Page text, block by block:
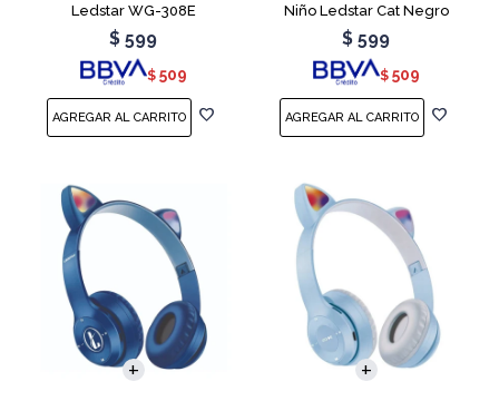
Ledstar WG-308E
$ 599
$ 509
Niño Ledstar Cat Negro
$ 599
$ 509